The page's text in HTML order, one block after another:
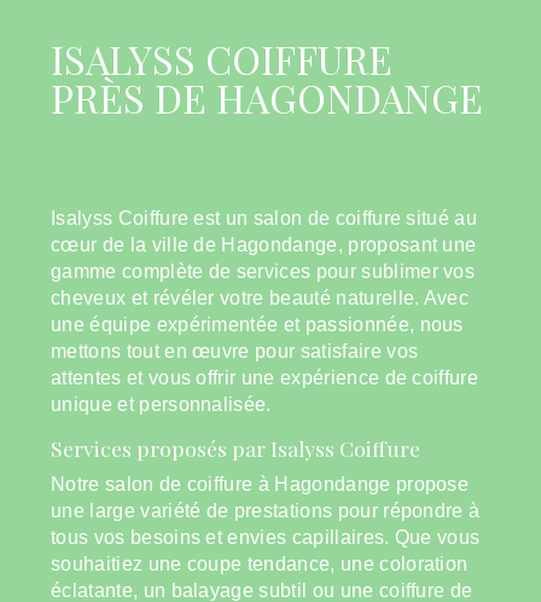
ISALYSS COIFFURE
PRÈS DE HAGONDANGE
Isalyss Coiffure est un salon de coiffure situé au
cœur de la ville de Hagondange, proposant une
gamme complète de services pour sublimer vos
cheveux et révéler votre beauté naturelle. Avec
une équipe expérimentée et passionnée, nous
mettons tout en œuvre pour satisfaire vos
attentes et vous offrir une expérience de coiffure
unique et personnalisée.
Services proposés par Isalyss Coiffure
Notre salon de coiffure à Hagondange propose
une large variété de prestations pour répondre à
tous vos besoins et envies capillaires. Que vous
souhaitiez une coupe tendance, une coloration
éclatante, un balayage subtil ou une coiffure de